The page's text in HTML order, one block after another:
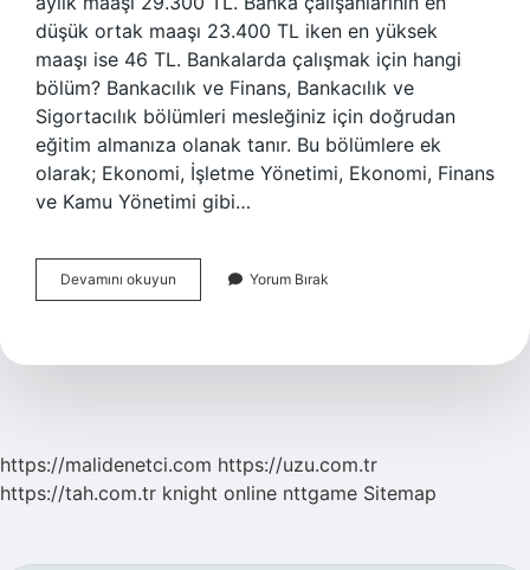
düşük ortak maaşı 23.400 TL iken en yüksek
maaşı ise 46 TL. Bankalarda çalışmak için hangi
bölüm? Bankacılık ve Finans, Bankacılık ve
Sigortacılık bölümleri mesleğiniz için doğrudan
eğitim almanıza olanak tanır. Bu bölümlere ek
olarak; Ekonomi, İşletme Yönetimi, Ekonomi, Finans
ve Kamu Yönetimi gibi…
Devamını okuyun
Çalışanı
Ne
Yorum Bırak
https://malidenetci.com https://uzu.com.tr
https://tah.com.tr knight online nttgame Sitemap